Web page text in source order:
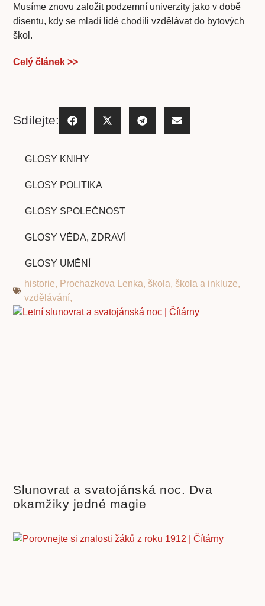
Musíme znovu založit podzemní univerzity jako v době
disentu, kdy se mladí lidé chodili vzdělávat do bytových
škol.
Celý článek >>
Sdílejte:
GLOSY KNIHY
GLOSY POLITIKA
GLOSY SPOLEČNOST
GLOSY VĚDA, ZDRAVÍ
GLOSY UMĚNÍ
historie, Prochazkova Lenka,škola,škola a inkluze,
vzdělávání,
Slunovrat a svatojánská noc. Dva
okamžiky jedné magie